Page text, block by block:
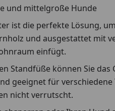
und mittelgroße Hunde
ist die perfekte Lösung,
und ausgestattet mit
einfügt.
Standfüße können Sie
geeignet für
nicht verrutscht.